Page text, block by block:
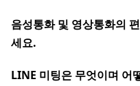
음성통화 및 영상통화의
세요.
LINE 미팅은 무엇이며 어